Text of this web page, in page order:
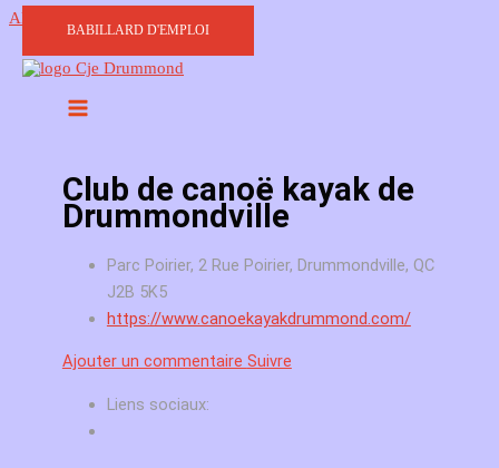
Aller au contenu
BABILLARD D'EMPLOI
Club de canoë kayak de
Drummondville
Parc Poirier, 2 Rue Poirier, Drummondville, QC
J2B 5K5
https://www.canoekayakdrummond.com/
Ajouter un commentaire Suivre
Liens sociaux: